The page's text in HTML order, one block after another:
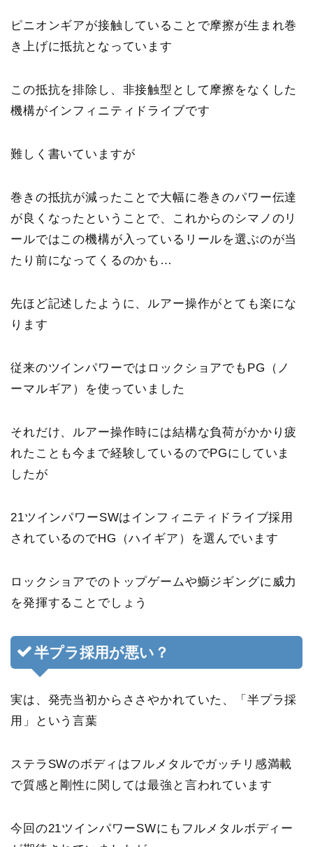
ピニオンギアが接触していることで摩擦が生まれ巻
き上げに抵抗となっています
この抵抗を排除し、非接触型として摩擦をなくした
機構がインフィニティドライブです
難しく書いていますが
巻きの抵抗が減ったことで大幅に巻きのパワー伝達
が良くなった ということで、これからのシマノのリ
ールではこの機構が入っているリールを選ぶのが当
たり前になってくるのかも…
先ほど記述したように、ルアー操作がとても楽にな
ります
従来のツインパワーではロックショアでもPG（ノ
ーマルギア）を使っていました
それだけ、ルアー操作時には結構な負荷がかかり疲
れたことも今まで経験しているのでPGにしていま
したが
21ツインパワーSWはインフィニティドライブ採用
されているのでHG（ハイギア）を選んでいます
ロックショアでのトップゲームや鰤ジギングに威力
を発揮することでしょう
半プラ採用が悪い？
実は、発売当初からささやかれていた、「半プラ採
用」という言葉
ステラSWのボディはフルメタルでガッチリ感満載
で質感と剛性に関しては最強と言われています
今回の21ツインパワーSWにもフルメタルボディー